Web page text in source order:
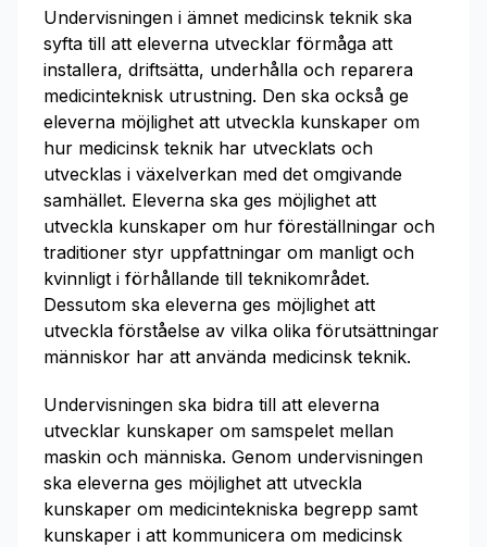
Undervisningen i ämnet medicinsk teknik ska
syfta till att eleverna utvecklar förmåga att
installera, driftsätta, underhålla och reparera
medicinteknisk utrustning. Den ska också ge
eleverna möjlighet att utveckla kunskaper om
hur medicinsk teknik har utvecklats och
utvecklas i växelverkan med det omgivande
samhället. Eleverna ska ges möjlighet att
utveckla kunskaper om hur föreställningar och
traditioner styr uppfattningar om manligt och
kvinnligt i förhållande till teknikområdet.
Dessutom ska eleverna ges möjlighet att
utveckla förståelse av vilka olika förutsättningar
människor har att använda medicinsk teknik.
Undervisningen ska bidra till att eleverna
utvecklar kunskaper om samspelet mellan
maskin och människa. Genom undervisningen
ska eleverna ges möjlighet att utveckla
kunskaper om medicintekniska begrepp samt
kunskaper i att kommunicera om medicinsk